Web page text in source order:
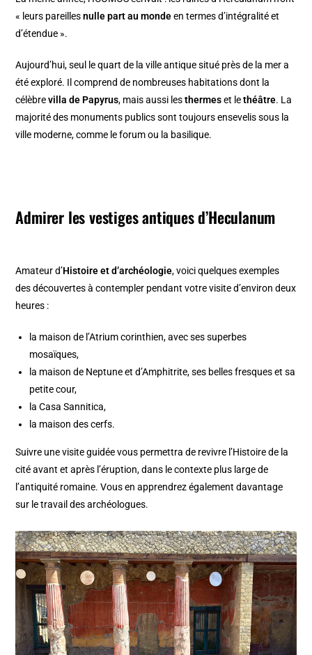
« leurs pareillesnulle part au mondeen termes d’intégralité et
d’étendue ».
Aujourd’hui, seul le quart de la ville antique situé près de la mer a
été exploré. Il comprend de nombreuses habitations dont la
célèbrevilla de Papyrus, mais aussi lesthermeset lethéâtre. La
majorité des monuments publics sont toujours ensevelis sous la
ville moderne, comme le forum ou la basilique.
Admirer les vestiges antiques d’Heculanum
Amateur d’Histoire et d’archéologie, voici quelques exemples
des découvertes à contempler pendant votre visite d’environ deux
heures :
la maison de l’Atrium corinthien, avec ses superbes
mosaïques,
la maison de Neptune et d’Amphitrite, ses belles fresques et sa
petite cour,
la Casa Sannitica,
la maison des cerfs.
Suivre une visite guidée vous permettra de revivre l’Histoire de la
cité avant et après l’éruption, dans le contexte plus large de
l’antiquité romaine. Vous en apprendrez également davantage
sur le travail des archéologues.